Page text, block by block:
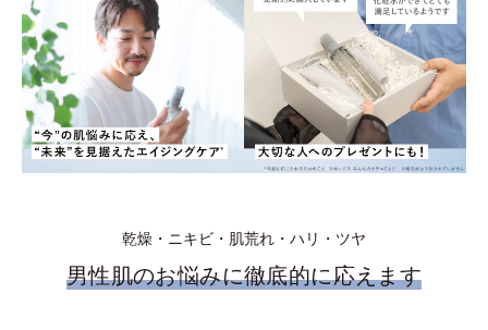
乾燥・ニキビ・肌荒れ・ハリ・ツヤ
男性肌のお悩みに徹底的に応えます